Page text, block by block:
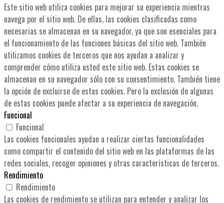
Este sitio web utiliza cookies para mejorar su experiencia mientras
navega por el sitio web. De ellas, las cookies clasificadas como
necesarias se almacenan en su navegador, ya que son esenciales para
el funcionamiento de las funciones básicas del sitio web. También
utilizamos cookies de terceros que nos ayudan a analizar y
comprender cómo utiliza usted este sitio web. Estas cookies se
almacenan en su navegador sólo con su consentimiento. También tiene
la opción de excluirse de estas cookies. Pero la exclusión de algunas
de estas cookies puede afectar a su experiencia de navegación.
Funcional
Funcional
Las cookies funcionales ayudan a realizar ciertas funcionalidades
como compartir el contenido del sitio web en las plataformas de las
redes sociales, recoger opiniones y otras características de terceros.
Rendimiento
Rendimiento
Las cookies de rendimiento se utilizan para entender y analizar los